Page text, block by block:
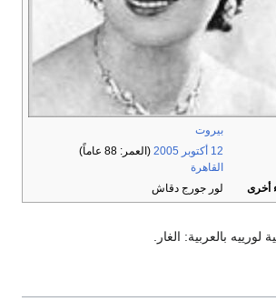
بيروت
12 أكتوبر 2005 (العمر: 88 عاماً)
القاهرة
أخرى
لور جورج دقاش
بالعربية: الغار.